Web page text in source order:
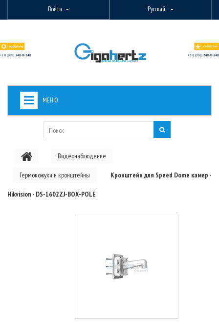
Войти Русский
МЕНЮ
PON ОБОРУДОВАНИЕ
Видеонаблюдение
Гермокожухи и кронштейны Кронштейн для Speed Dome камер -
Hikvision - DS-1602ZJ-ВОХ-POLE